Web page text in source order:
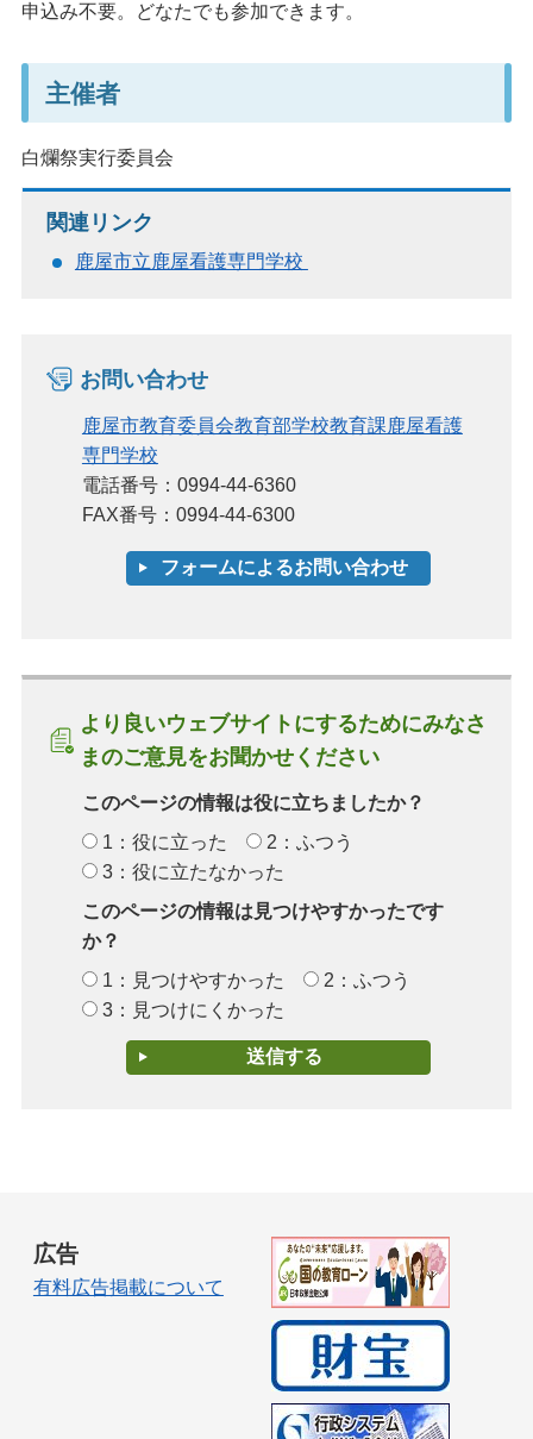
申込み不要。どなたでも参加できます。
主催者
白爛祭実行委員会
関連リンク
鹿屋市立鹿屋看護専門学校
お問い合わせ
鹿屋市教育委員会教育部学校教育課鹿屋看護
専門学校
電話番号：0994-44-6360
FAX番号：0994-44-6300
より良いウェブサイトにするためにみなさ
まのご意見をお聞かせください
このページの情報は役に立ちましたか？
1：役に立った
2：ふつう
3：役に立たなかった
このページの情報は見つけやすかったです
か？
1：見つけやすかった
2：ふつう
3：見つけにくかった
広告
有料広告掲載について